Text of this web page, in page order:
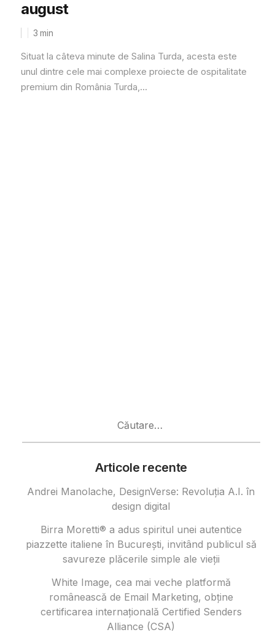
august
3 min
Situat la câteva minute de Salina Turda, acesta este
unul dintre cele mai complexe proiecte de ospitalitate
premium din România Turda,...
Articole recente
Andrei Manolache, DesignVerse: Revoluția A.I. în
design digital
Birra Moretti® a adus spiritul unei autentice
piazzette italiene în București, invitând publicul să
savureze plăcerile simple ale vieții
White Image, cea mai veche platformă
românească de Email Marketing, obține
certificarea internațională Certified Senders
Alliance (CSA)